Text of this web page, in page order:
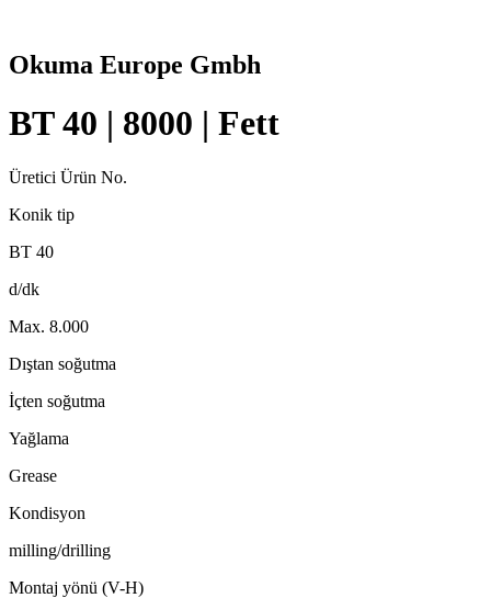
Okuma Europe Gmbh
BT 40 | 8000 | Fett
Üretici Ürün No.
Konik tip
BT 40
d/dk
Max. 8.000
Dıştan soğutma
İçten soğutma
Yağlama
Grease
Kondisyon
milling/drilling
Montaj yönü (V-H)